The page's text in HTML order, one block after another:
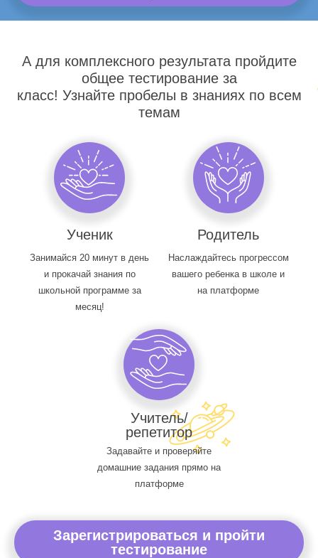
А для комплексного результата пройдите
общее тестирование за
класс! Узнайте пробелы в знаниях по всем
темам
Ученик
Занимайся 20 минут в день
и прокачай знания по
школьной программе за
месяц!
Родитель
Наслаждайтесь прогрессом
вашего ребенка в школе и
на платформе
Учитель/
репетитор
Задавайте и проверяйте
домашние задания прямо на
платформе
Зарегистрироваться и пройти
тестирование